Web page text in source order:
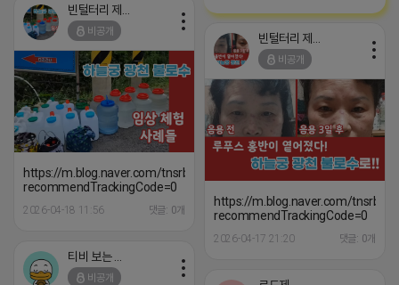
https://forms.gle/jL29p1xqQoU2MbG56
※특이사항※ 방문인원은 최대 4인
까지 가능합니다. 체험권 금액 초과
시 초과비용은 본인부담입니다.
비공개
https://m.blog.naver.com/tnsrbfkddmsw/223529581047?
recommendTrackingCode=0
2026-04-18 11:56 댓글: 0개
비공개
https://m.blog.naver.com/
recommendTrackingCode=0
2026-04-17 21:20 댓글: 0개
비공개